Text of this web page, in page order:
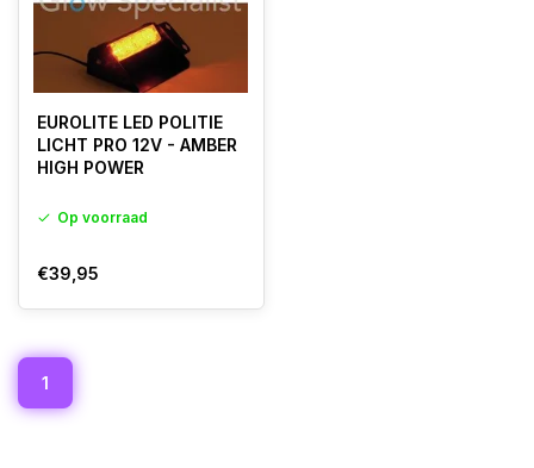
EUROLITE LED POLITIE
LICHT PRO 12V - AMBER
HIGH POWER
Op voorraad
€39,95
1